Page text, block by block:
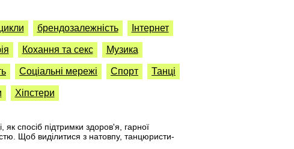
брендозалежність Інтернет
Кохання та секс Музика
Соціальні мережі Спорт Танці
Хіпстери
спосіб підтримки здоров'я, гарної
Щоб виділитися з натовпу, танцюристи-